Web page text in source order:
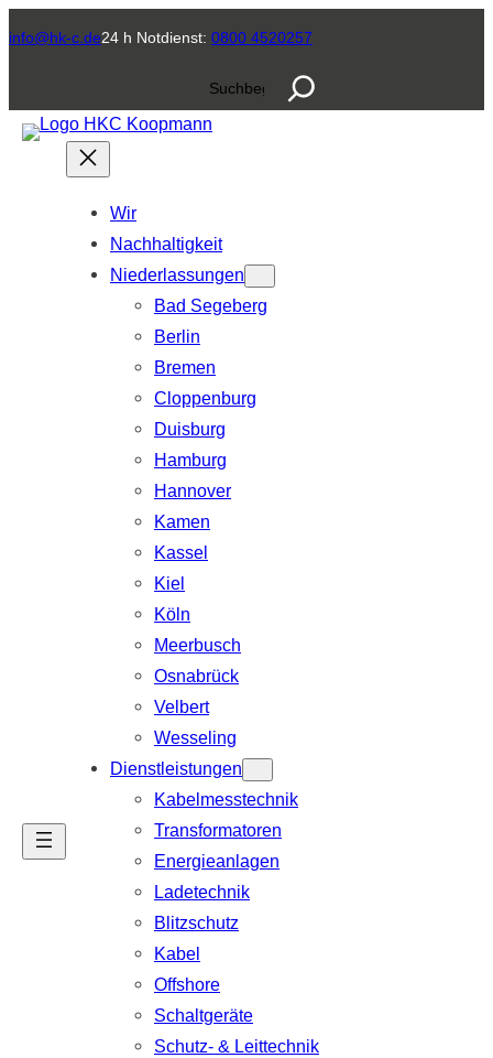
info@hk-c.de24 h Notdienst: 0800 4520257
S
u
n
Wir
Nachhaltigkeit
Niederlassungen
Bad Segeberg
Berlin
Bremen
Cloppenburg
Duisburg
Hamburg
Hannover
Kamen
Kassel
Kiel
Köln
Meerbusch
Osnabrück
Velbert
Wesseling
Dienstleistungen
Kabelmesstechnik
Transformatoren
Energieanlagen
Ladetechnik
Blitzschutz
Kabel
Offshore
Schaltgeräte
Schutz- & Leittechnik